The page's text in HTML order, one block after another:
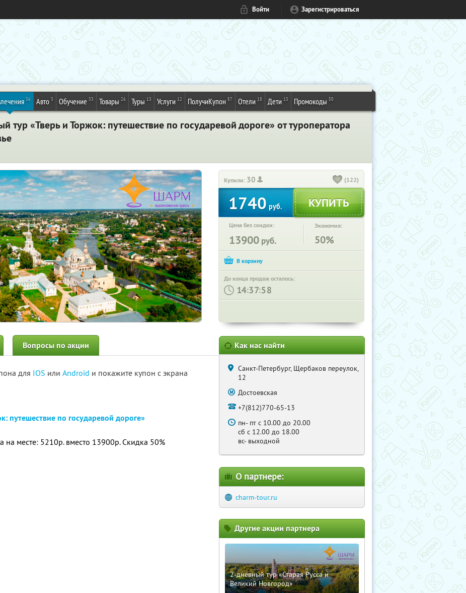
Войти Зарегистрироваться
36 Авто 3 Обучение 33 Товары 26 Туры 13 Услуги 12 ПолучиКупон 87 Отели 18 Дети 13 Промокоды 50
тур «Тверь и Торжок: путешествие по государевой дороге» от туроператора
Купили: 30 (122)
1740руб.
Цена без скидки:
13900 руб.
Экономия:
50%
До конца продаж осталось:
: :
Вопросы по акции
для IOS или Android и покажите купон с экрана
путешествие по государевой дороге»
на месте: 5210р. вместо 13900р. Скидка 50%
Как нас найти
Санкт-Петербург, Щербаков переулок,
12
Достоевская
+7(812)770-65-13
пн- пт с 10.00 до 20.00
сб с 12.00 до 18.00
вс- выходной
О партнере:
charm-tour.ru
Другие акции партнера
2-дневный тур «Старая Русса и
Великий Новгород»